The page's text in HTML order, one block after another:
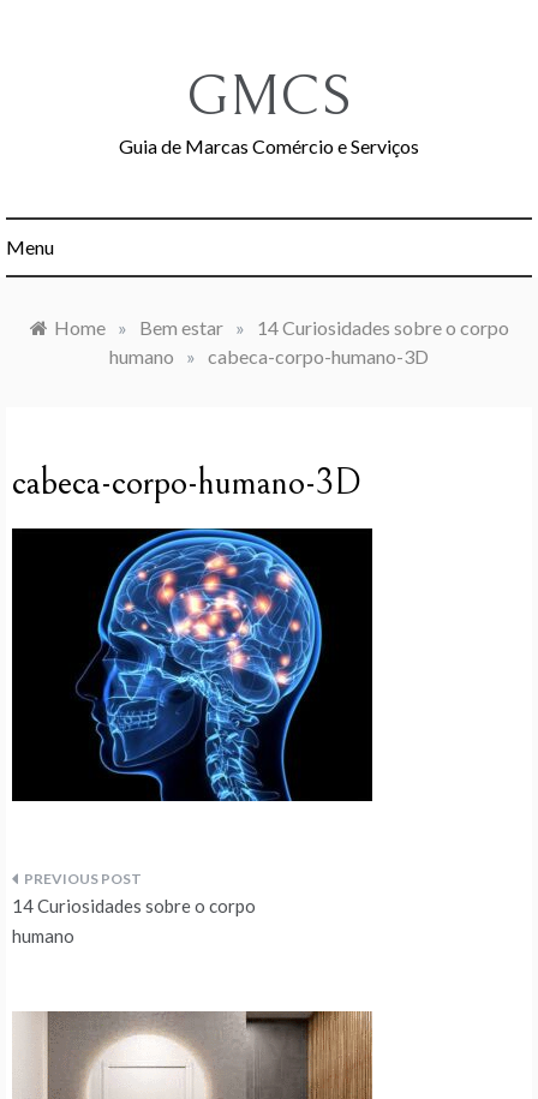
GMCS
Guia de Marcas Comércio e Serviços
Menu
Home » Bem estar »
14 Curiosidades sobre o corpo
humano
» cabeca-corpo-humano-3D
cabeca-corpo-humano-3D
Navegação
de
artigos
14 Curiosidades sobre o corpo
humano